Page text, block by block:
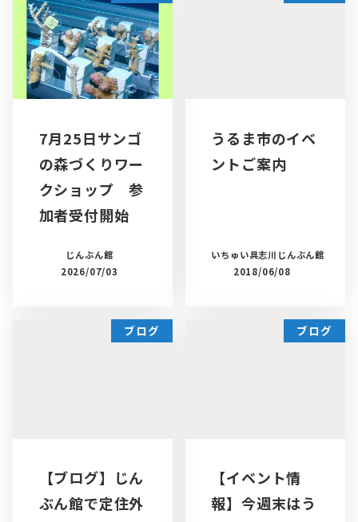
7月25日サンゴ
の森づくりワー
クショップ 参
加者受付開始
じんぶん館
2026/07/03
うるま市のイベ
ントご案内
いちゅい具志川じんぶん館
2018/06/08
ブログ
【ブログ】じん
ぶん館で定住外
ブログ
【イベント情
報】今週末はう